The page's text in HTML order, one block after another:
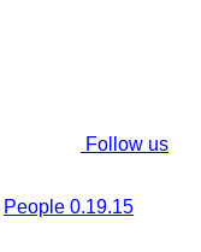
Follow us
People 0.19.15